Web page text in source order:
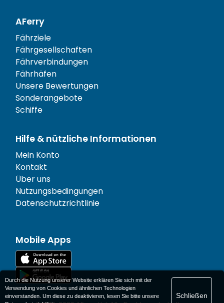
AFerry
Fährziele
Fährgesellschaften
Fährverbindungen
Fährhäfen
Unsere Bewertungen
Sonderangebote
Schiffe
Hilfe & nützliche Informationen
Mein Konto
Kontakt
Über uns
Nutzungsbedingungen
Datenschutzrichtlinie
Mobile Apps
Durch die Nutzung unserer Website erklären Sie sich mit der
Verwendung von Cookies und ähnlichen Technologien
einverstanden. Um diese zu deaktivieren, lesen Sie bitte unsere
Schließen